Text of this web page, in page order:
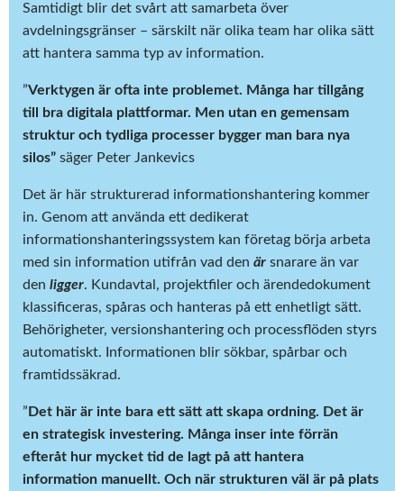
Samtidigt blir det svårt att samarbeta över
avdelningsgränser – särskilt när olika team har olika sätt
att hantera samma typ av information.
”Verktygen är ofta inte problemet. Många har tillgång
till bra digitala plattformar. Men utan en gemensam
struktur och tydliga processer bygger man bara nya
silos” säger Peter Jankevics
Det är här strukturerad informationshantering kommer
in. Genom att använda ett dedikerat
informationshanteringssystem kan företag börja arbeta
med sin information utifrån vad den är snarare än var
den ligger. Kundavtal, projektfiler och ärendedokument
klassificeras, spåras och hanteras på ett enhetligt sätt.
Behörigheter, versionshantering och processflöden styrs
automatiskt. Informationen blir sökbar, spårbar och
framtidssäkrad.
” Det här är inte bara ett sätt att skapa ordning. Det är
en strategisk investering. Många inser inte förrän
efteråt hur mycket tid de lagt på att hantera
information manuellt. Och när strukturen väl är på plats